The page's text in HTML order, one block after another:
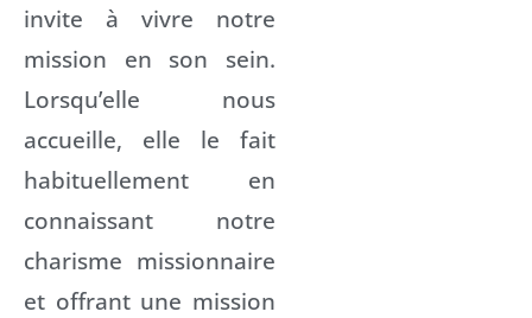
invite à vivre notre
mission en son sein.
Lorsqu’elle nous
accueille, elle le fait
habituellement en
connaissant notre
charisme missionnaire
et offrant une mission